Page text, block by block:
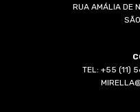
RUA AMÁLIA DE
TEL: +55 (11)